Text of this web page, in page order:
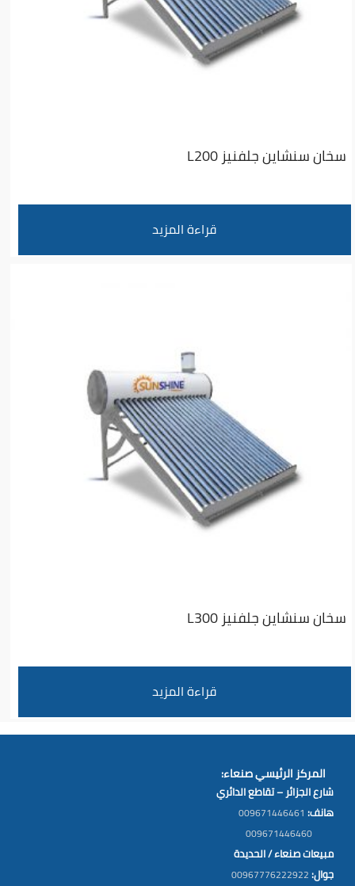
سخان سنشاين جلفنيز L200
قراءة المزيد
سخان سنشاين جلفنيز L300
قراءة المزيد
المركز الرئيسي صنعاء:
شارع الجزائر – تقاطع الدائري
هانف: 009671446461
009671446460
مبيعات صنعاء / الحديدة
جوال:00967776222922